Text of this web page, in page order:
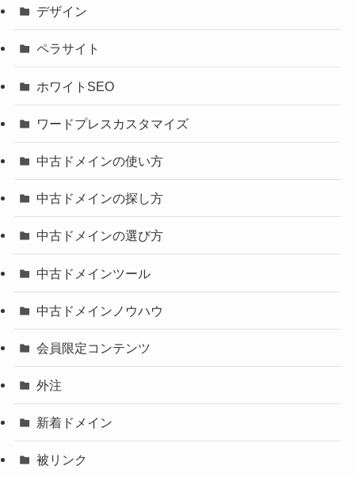
デザイン
ペラサイト
ホワイトSEO
ワードプレスカスタマイズ
中古ドメインの使い方
中古ドメインの探し方
中古ドメインの選び方
中古ドメインツール
中古ドメインノウハウ
会員限定コンテンツ
外注
新着ドメイン
被リンク